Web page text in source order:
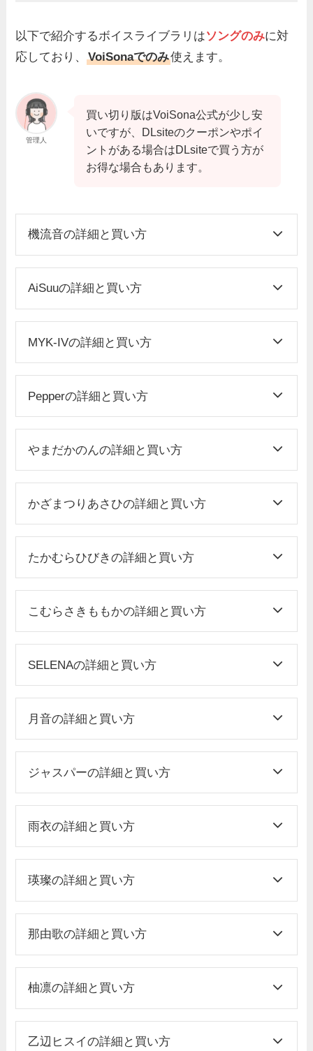
以下で紹介するボイスライブラリはソングのみに対
応しており、VoiSonaでのみ使えます。
管理人
買い切り版はVoiSona公式が少し安
いですが、DLsiteのクーポンやポイ
ントがある場合はDLsiteで買う方が
お得な場合もあります。
機流音の詳細と買い方
AiSuuの詳細と買い方
MYK-IVの詳細と買い方
Pepperの詳細と買い方
やまだかのんの詳細と買い方
かざまつりあさひの詳細と買い方
たかむらひびきの詳細と買い方
こむらさきももかの詳細と買い方
SELENAの詳細と買い方
月音の詳細と買い方
ジャスパーの詳細と買い方
雨衣の詳細と買い方
瑛璨の詳細と買い方
那由歌の詳細と買い方
柚凛の詳細と買い方
乙辺ヒスイの詳細と買い方